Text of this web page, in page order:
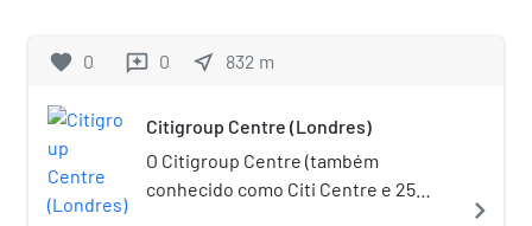
favorite 0 reviews 0 near_me 832 m
Citigroup Centre (Londres)
O Citigroup Centre (também
conhecido como Citi Centre e 25
navigate_next